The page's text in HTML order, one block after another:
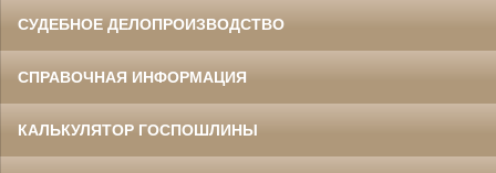
СУДЕБНОЕ ДЕЛОПРОИЗВОДСТВО
СПРАВОЧНАЯ ИНФОРМАЦИЯ
КАЛЬКУЛЯТОР ГОСПОШЛИНЫ